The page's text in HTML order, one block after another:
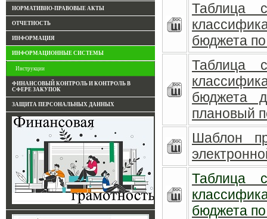
НОРМАТИВНО-ПРАВОВЫЕ АКТЫ
ОТЧЕТНОСТЬ
ИНФОРМАЦИЯ
ИНФОРМАЦИОННЫЕ СИСТЕМЫ
Инструкции
ФИНАНСОВЫЙ КОНТРОЛЬ И КОНТРОЛЬ В
СФЕРЕ ЗАКУПОК
ЗАЩИТА ПЕРСОНАЛЬНЫХ ДАННЫХ
Таблица
бюджета
Таблица
бюджета
плановый
Шаблон
Таблица
бюджета